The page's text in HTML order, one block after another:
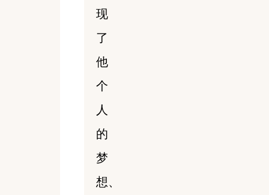
现
了
他
个
人
的
梦
想、